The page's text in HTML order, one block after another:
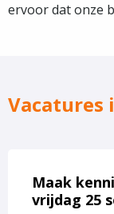
ervoor dat onze
Vacatures
Maak
vrijdag 25
meer
over